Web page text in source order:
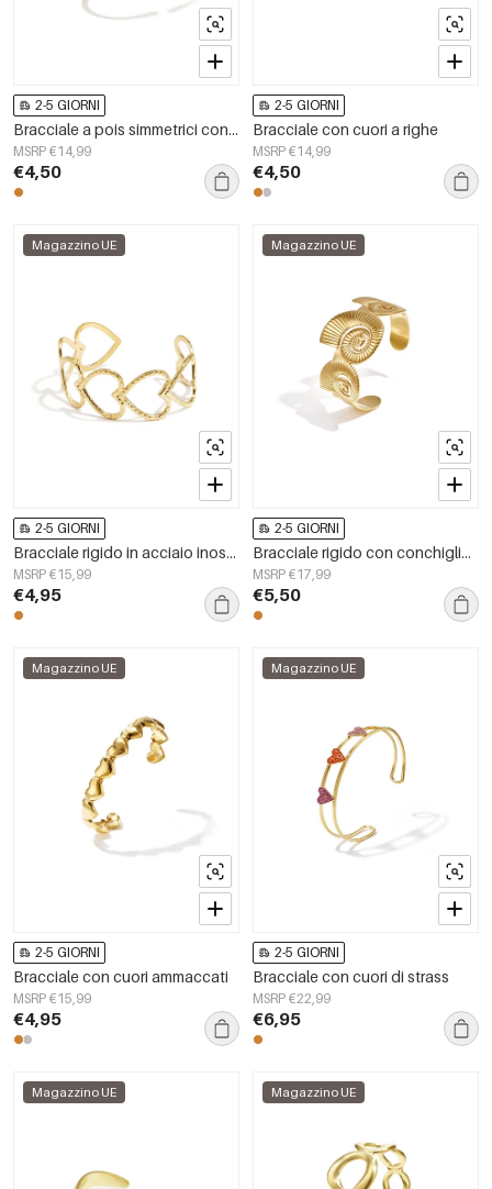
2-5 GIORNI
Bracciale a pois simmetrici con estremità decorate.
MSRP €14,99
€4,50
2-5 GIORNI
Bracciale con cuori a righe
MSRP €14,99
€4,50
Magazzino UE
2-5 GIORNI
Bracciale rigido in acciaio inossidabile con cuore, stile casual e semplice, per tutti i giorni, gioielli da donna
MSRP €15,99
€4,95
Magazzino UE
2-5 GIORNI
Bracciale rigido con conchiglie a spirale
MSRP €17,99
€5,50
Magazzino UE
2-5 GIORNI
Bracciale con cuori ammaccati
MSRP €15,99
€4,95
Magazzino UE
2-5 GIORNI
Bracciale con cuori di strass
MSRP €22,99
€6,95
Magazzino UE Magazzino UE